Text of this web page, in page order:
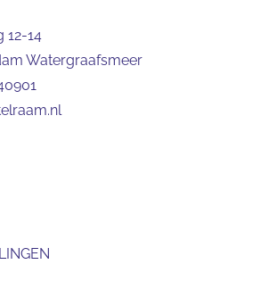
12-14
Watergraafsmeer